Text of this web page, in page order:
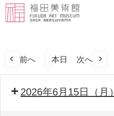
前へ 本日 次へ
2026年6月15日（月）